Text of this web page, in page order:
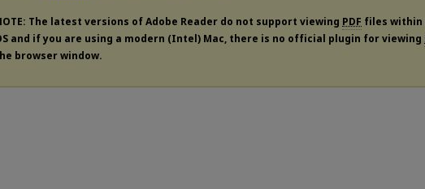
The latest versions of Adobe Reader do not support viewing PDF files within
and if you are using a modern (Intel) Mac, there is no official plugin for viewing
browser window.